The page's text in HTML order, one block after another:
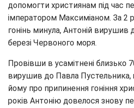
допомогти християнам під час
імператором Максиміаном. За 2
гонінь минула, Антоній вирушив
березі Червоного моря.
Провівши в усамітнені близько
вирушив до Павла
йому про припинення гоніння
років Антонію довелося знову